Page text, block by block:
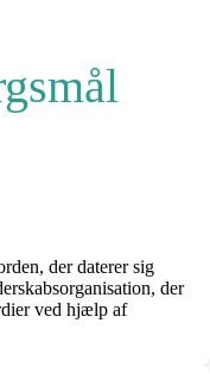
der daterer sig
der
ved hjælp af